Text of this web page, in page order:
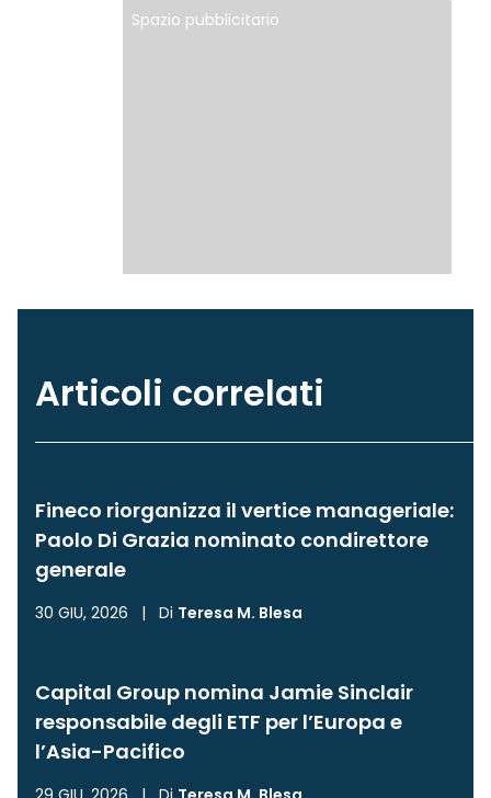
Spazio pubblicitario
Articoli correlati
Fineco riorganizza il vertice manageriale:
Paolo Di Grazia nominato condirettore
generale
30 GIU, 2026 | Di Teresa M. Blesa
Capital Group nomina Jamie Sinclair
responsabile degli ETF per l’Europa e
l’Asia-Pacifico